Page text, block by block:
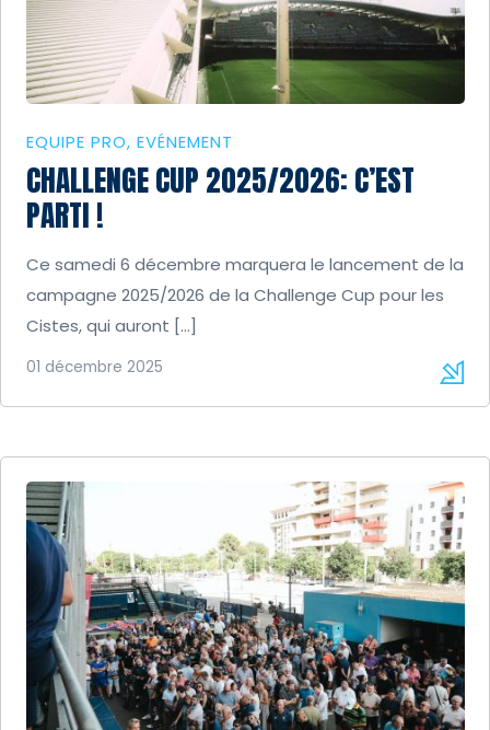
EQUIPE PRO EVÉNEMENT
CHALLENGE CUP 2025/2026: C’EST
PARTI !
Ce samedi 6 décembre marquera le lancement de la
campagne 2025/2026 de la Challenge Cup pour les
Cistes, qui auront […]
01 décembre 2025